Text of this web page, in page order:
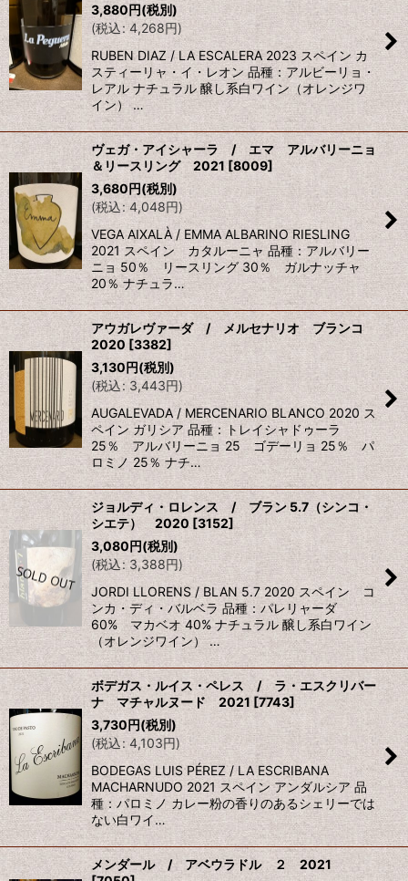
3,880円(税別)
(税込: 4,268円)
RUBEN DIAZ / LA ESCALERA 2023 スペイン カ
スティーリャ・イ・レオン 品種：アルビーリョ・
レアル ナチュラル 醸し系白ワイン（オレンジワ
イン） …
ヴェガ・アイシャーラ / エマ アルバリーニョ
＆リースリング 2021 [8009]
3,680円(税別)
(税込: 4,048円)
VEGA AIXALÀ / EMMA ALBARINO RIESLING
2021 スペイン カタルーニャ 品種：アルバリー
ニョ 50％ リースリング 30％ ガルナッチャ
20％ ナチュラ…
アウガレヴァーダ / メルセナリオ ブランコ
2020 [3382]
3,130円(税別)
(税込: 3,443円)
AUGALEVADA / MERCENARIO BLANCO 2020 ス
ペイン ガリシア 品種：トレイシャドゥーラ
25％ アルバリーニョ 25 ゴデーリョ 25％ パ
ロミノ 25％ ナチ…
ジョルディ・ロレンス / ブラン 5.7（シンコ・
シエテ） 2020 [3152]
3,080円(税別)
(税込: 3,388円)
JORDI LLORENS / BLAN 5.7 2020 スペイン コ
ンカ・ディ・バルベラ 品種：パレリャーダ
60% マカベオ 40% ナチュラル 醸し系白ワイン
（オレンジワイン） …
ボデガス・ルイス・ペレス / ラ・エスクリバー
ナ マチャルヌード 2021 [7743]
3,730円(税別)
(税込: 4,103円)
BODEGAS LUIS PÉREZ / LA ESCRIBANA
MACHARNUDO 2021 スペイン アンダルシア 品
種：パロミノ カレー粉の香りのあるシェリーでは
ない白ワイ…
メンダール / アベウラドル ２ 2021